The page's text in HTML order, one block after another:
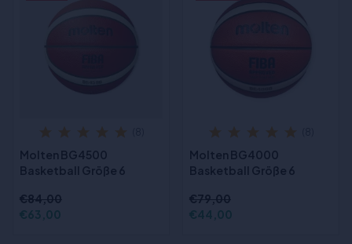
Molten BG4500
Basketball Größe 6
€84,00
€63,00
Molten BG4000
Basketball Größe 6
€79,00
€44,00